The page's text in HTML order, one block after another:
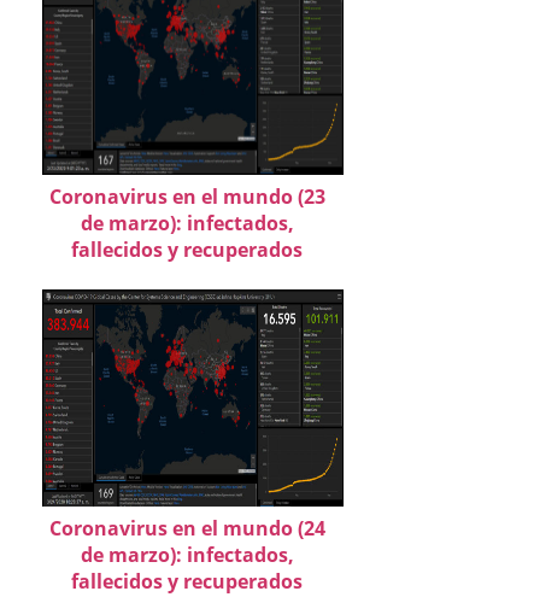
Coronavirus en el mundo (23
de marzo): infectados,
fallecidos y recuperados
Coronavirus en el mundo (24
de marzo): infectados,
fallecidos y recuperados